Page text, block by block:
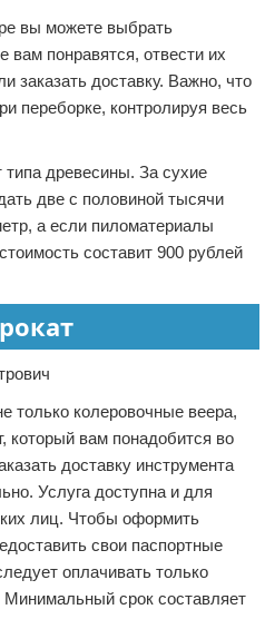
вы можете выбрать
вам понравятся, отвести их
заказать доставку. Важно, что
переборке, контролируя весь
типа древесины. За сухие
две с половиной тысячи
а если пиломатериалы
составит 900 рублей
только колеровочные веера,
который вам понадобится во
доставку инструмента
Услуга доступна и для
лиц. Чтобы оформить
свои паспортные
оплачивать только
срок составляет